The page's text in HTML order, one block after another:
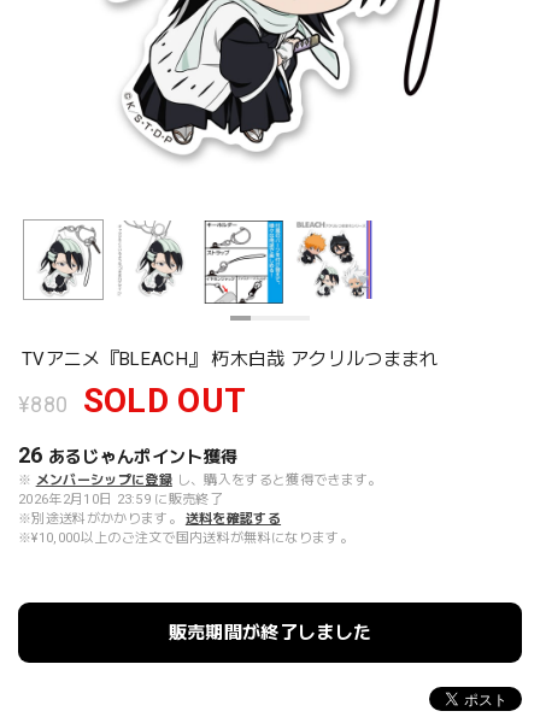
TVアニメ『BLEACH』 朽木白哉 アクリルつままれ
¥880 SOLD OUT
26 あるじゃんポイント獲得
※ メンバーシップに登録 し、購入をすると獲得できます。
2026年2月10日 23:59 に販売終了
※別途送料がかかります。
送料を確認する
※¥10,000以上のご注文で国内送料が無料になります。
販売期間が終了しました